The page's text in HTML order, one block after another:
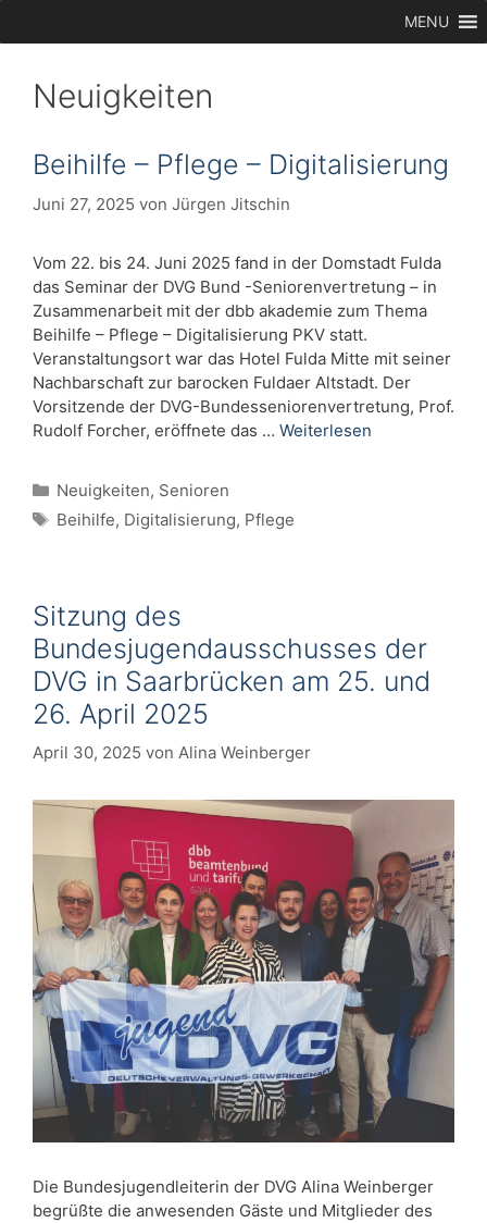
MENU
Neuigkeiten
Beihilfe – Pflege – Digitalisierung
Juni 27, 2025 von Jürgen Jitschin
Vom 22. bis 24. Juni 2025 fand in der Domstadt Fulda
das Seminar der DVG Bund -Seniorenvertretung – in
Zusammenarbeit mit der dbb akademie zum Thema
Beihilfe – Pflege – Digitalisierung PKV statt.
Veranstaltungsort war das Hotel Fulda Mitte mit seiner
Nachbarschaft zur barocken Fuldaer Altstadt. Der
Vorsitzende der DVG-Bundesseniorenvertretung, Prof.
Rudolf Forcher, eröffnete das … Weiterlesen
Kategorien
Neuigkeiten, Senioren
Schlagwörter
Beihilfe, Digitalisierung, Pflege
Sitzung des
Bundesjugendausschusses der
DVG in Saarbrücken am 25. und
26. April 2025
April 30, 2025 von Alina Weinberger
Die Bundesjugendleiterin der DVG Alina Weinberger
begrüßte die anwesenden Gäste und Mitglieder des